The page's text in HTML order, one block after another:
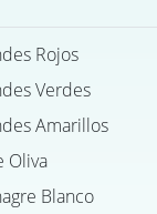
Rojos
Verdes
Amarillos
Oliva
Blanco